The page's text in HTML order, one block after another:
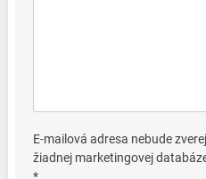
E-mailová adresa nebude
žiadnej marketingovej